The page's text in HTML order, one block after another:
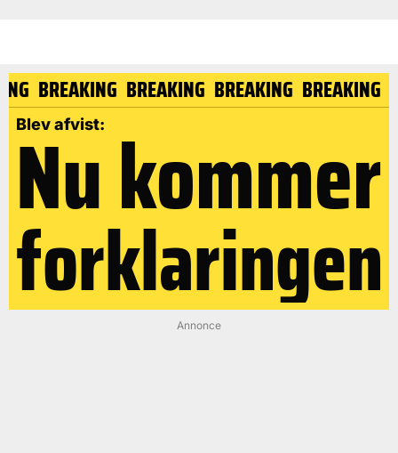
BREAKING BREAKING BREAKING BREAKING
Blev afvist:
Nu kommer
forklaringen
Annonce